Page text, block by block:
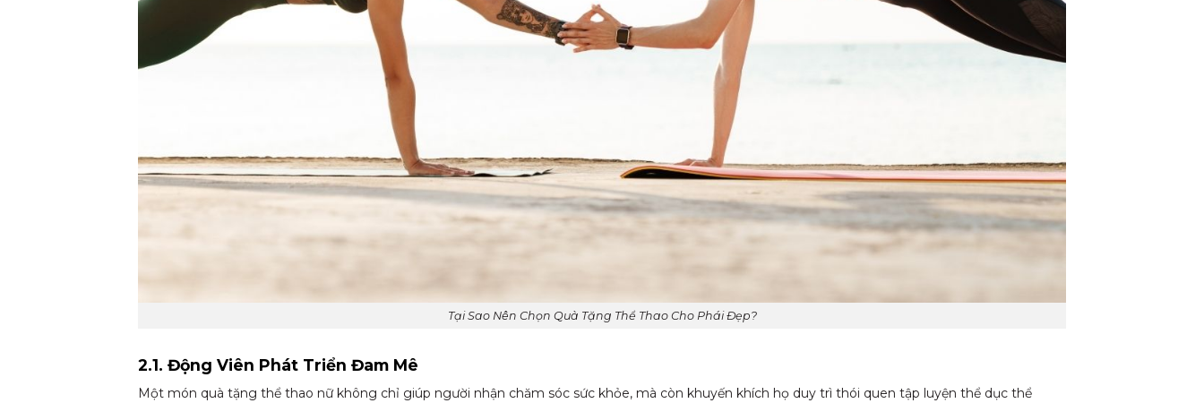
Tại Sao Nên Chọn Quà Tặng Thể Thao Cho Phái Đẹp?
2.1. Động Viên Phát Triển Đam Mê
Một món quà tặng thể thao nữ không chỉ giúp người nhận chăm sóc sức khỏe, mà còn khuyến khích họ duy trì thói quen tập luyện thể dục thể